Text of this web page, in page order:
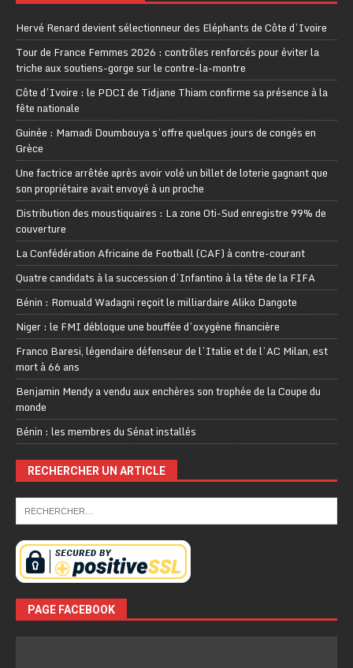
Hervé Renard devient sélectionneur des Eléphants de Côte d’Ivoire
Tour de France Femmes 2026 : contrôles renforcés pour éviter la
triche aux soutiens-gorge sur le contre-la-montre
Côte d’Ivoire : le PDCI de Tidjane Thiam confirme sa présence à la
fête nationale
Guinée : Mamadi Doumbouya s’offre quelques jours de congés en
Grèce
Une factrice arrêtée après avoir volé un billet de loterie gagnant que
son propriétaire avait envoyé à un proche
Distribution des moustiquaires : La zone Oti-Sud enregistre 99% de
couverture
La Confédération Africaine de Football (CAF) à contre-courant
Quatre candidats à la succession d’Infantino à la tête de la FIFA
Bénin : Romuald Wadagni reçoit le milliardaire Aliko Dangote
Niger : le FMI débloque une bouffée d’oxygène financière
Franco Baresi, légendaire défenseur de l’Italie et de l’AC Milan, est
mort à 66 ans
Benjamin Mendy a vendu aux enchères son trophée de la Coupe du
monde
Bénin : les membres du Sénat installés
RECHERCHER UN ARTICLE
PAGE FACEBOOK